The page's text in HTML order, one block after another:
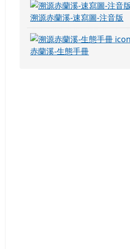
溯源赤蘭溪-速寫圖-注音版
赤蘭溪-生態手冊